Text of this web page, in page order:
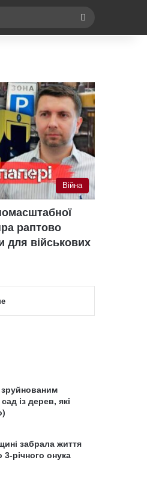
Війна
раптово
для військових
зруйнованим
із дерев, які
забрала життя
3-річного онука